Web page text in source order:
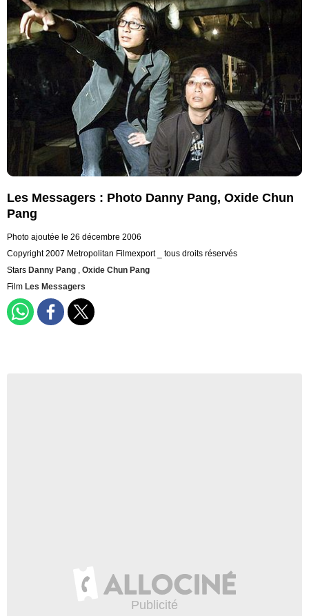
Les Messagers : Photo Danny Pang, Oxide Chun
Pang
Photo ajoutée le 26 décembre 2006
Copyright 2007 Metropolitan Filmexport _ tous droits réservés
Stars Danny Pang , Oxide Chun Pang
Film Les Messagers